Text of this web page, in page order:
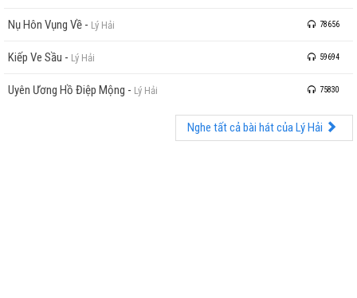
Nụ Hôn Vụng Về - Lý Hải 78656
Kiếp Ve Sầu - Lý Hải 59694
Uyên Ương Hồ Điệp Mộng - Lý Hải 75830
Nghe tất cả bài hát của Lý Hải